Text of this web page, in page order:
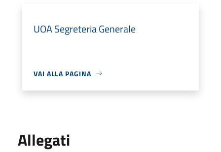
UOA Segreteria Generale
VAI ALLA PAGINA
Allegati